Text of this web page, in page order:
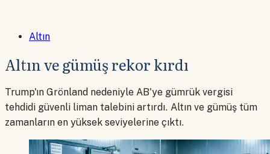
Altın
Altın ve gümüş rekor kırdı
Trump'ın Grönland nedeniyle AB'ye gümrük vergisi
tehdidi güvenli liman talebini artırdı. Altın ve gümüş tüm
zamanların en yüksek seviyelerine çıktı.